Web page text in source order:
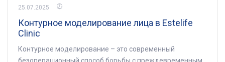
25.07.2025
Контурное моделирование лица в Estelife
Clinic
Контурное моделирование – это современный
безоперационный способ борьбы с преждевременным